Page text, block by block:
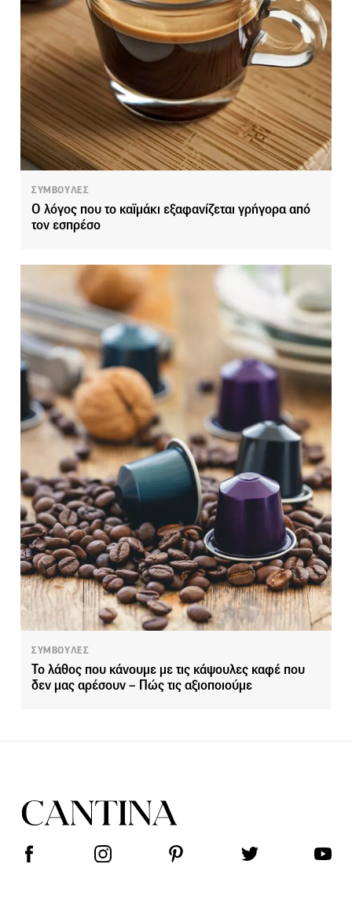
ΣΥΜΒΟΥΛΕΣ
Ο λόγος που το καϊμάκι εξαφανίζεται γρήγορα από
τον εσπρέσο
ΣΥΜΒΟΥΛΕΣ
Το λάθος που κάνουμε με τις κάψουλες καφέ που
δεν μας αρέσουν – Πώς τις αξιοποιούμε